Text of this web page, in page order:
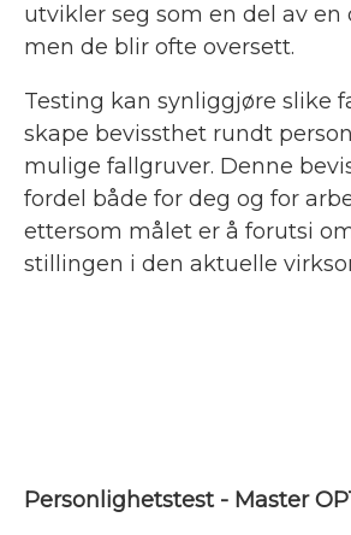
utvikler seg som en del av en
men de blir ofte oversett.
Testing kan synliggjøre slike
skape bevissthet rundt
mulige fallgruver. Denne
fordel både for deg og for
ettersom målet er å forutsi
stillingen i den aktuelle
Personlighetstest - Master